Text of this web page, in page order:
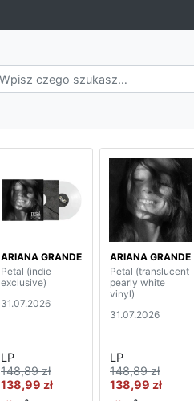
ARIANA GRANDE
Petal (indie
exclusive)
31.07.2026
LP
148,89 zł
138,99 zł
ARIANA GRANDE
Petal (translucent
pearly white
vinyl)
31.07.2026
LP
148,89 zł
138,99 zł